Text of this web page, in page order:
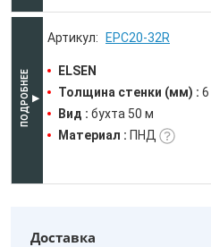
EPC20-32R
ELSEN
Толщина стенки (мм) : 6
Вид : бухта 50 м
Материал : ПНД
Доставка